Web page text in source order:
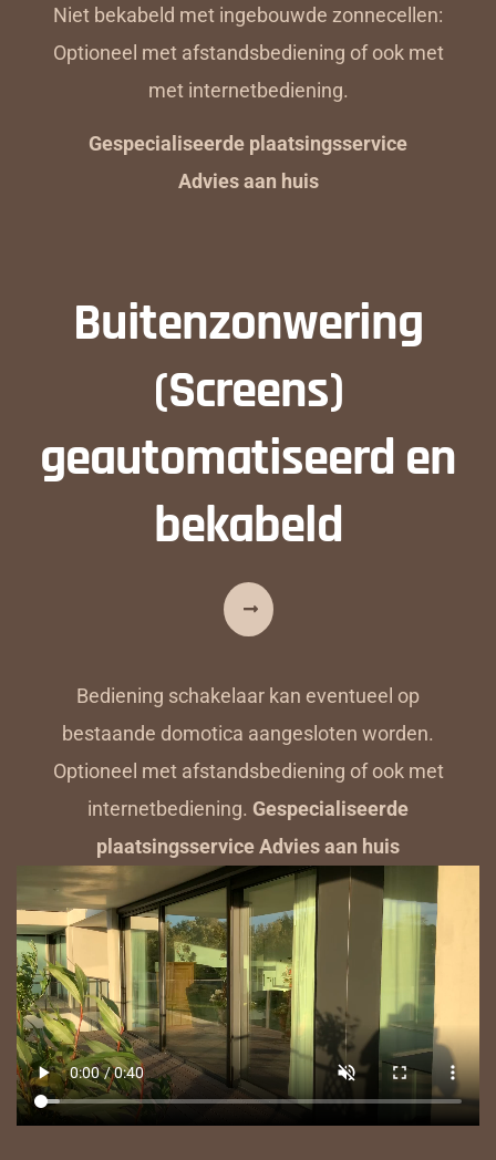
Niet bekabeld met ingebouwde zonnecellen:
Optioneel met afstandsbediening of ook met
met internetbediening.
Gespecialiseerde plaatsingsservice
Advies aan huis
Buitenzonwering
(Screens)
geautomatiseerd en
bekabeld
Bediening schakelaar kan eventueel op
bestaande domotica aangesloten worden.
Optioneel met afstandsbediening of ook met
internetbediening. Gespecialiseerde
plaatsingsservice Advies aan huis